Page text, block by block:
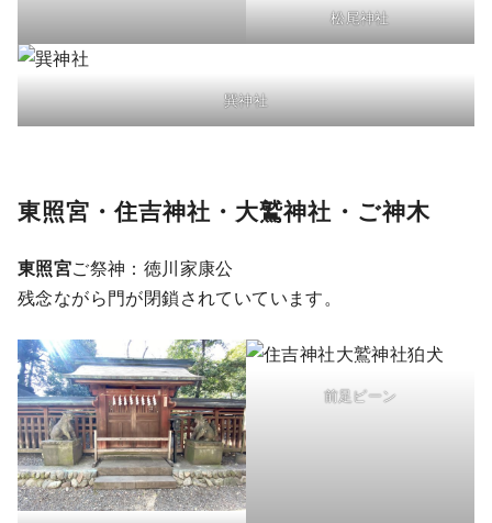
松尾神社
巽神社
東照宮・住吉神社・大鷲神社・ご神木
東照宮ご祭神：徳川家康公
残念ながら門が閉鎖されていています。
前足ピーン